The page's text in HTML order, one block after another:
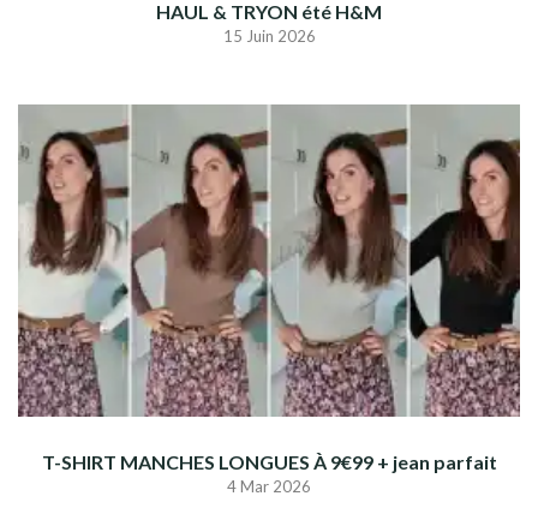
HAUL & TRYON été H&M
15 Juin 2026
T-SHIRT MANCHES LONGUES À 9€99 + jean parfait
4 Mar 2026